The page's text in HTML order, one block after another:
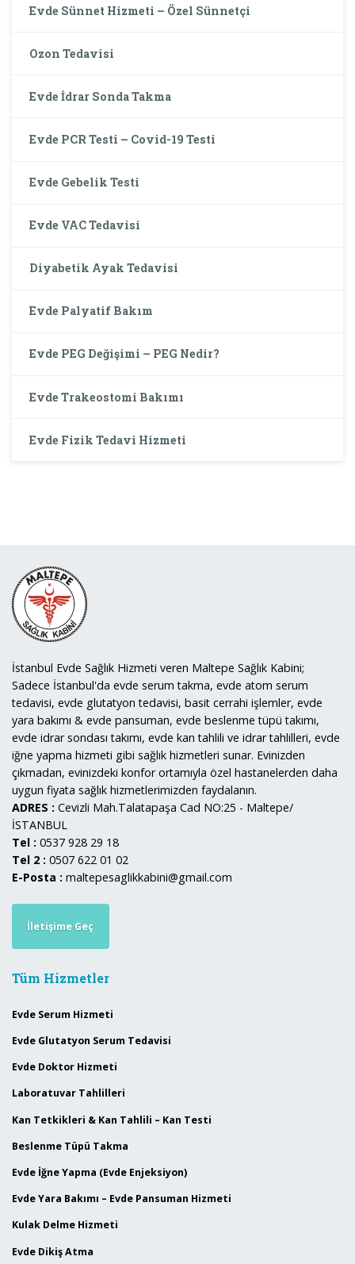
Evde Sünnet Hizmeti – Özel Sünnetçi
Ozon Tedavisi
Evde İdrar Sonda Takma
Evde PCR Testi – Covid-19 Testi
Evde Gebelik Testi
Evde VAC Tedavisi
Diyabetik Ayak Tedavisi
Evde Palyatif Bakım
Evde PEG Değişimi – PEG Nedir?
Evde Trakeostomi Bakımı
Evde Fizik Tedavi Hizmeti
İstanbul Evde Sağlık Hizmeti veren Maltepe Sağlık Kabini;
Sadece İstanbul'da evde serum takma, evde atom serum
tedavisi, evde glutatyon tedavisi, basit cerrahi işlemler, evde
yara bakımı & evde pansuman, evde beslenme tüpü takımı,
evde idrar sondası takımı, evde kan tahlili ve idrar tahlilleri, evde
iğne yapma hizmeti gibi sağlık hizmetleri sunar. Evinizden
çıkmadan, evinizdeki konfor ortamıyla özel hastanelerden daha
uygun fiyata sağlık hizmetlerimizden faydalanın.
ADRES : Cevizli Mah.Talatapaşa Cad NO:25 - Maltepe/
İSTANBUL
Tel : 0537 928 29 18
Tel 2 : 0507 622 01 02
E-Posta : maltepesaglikkabini@gmail.com
İletişime Geç
Tüm Hizmetler
Evde Serum Hizmeti
Evde Glutatyon Serum Tedavisi
Evde Doktor Hizmeti
Laboratuvar Tahlilleri
Kan Tetkikleri & Kan Tahlili – Kan Testi
Beslenme Tüpü Takma
Evde İğne Yapma (Evde Enjeksiyon)
Evde Yara Bakımı – Evde Pansuman Hizmeti
Kulak Delme Hizmeti
Evde Dikiş Atma